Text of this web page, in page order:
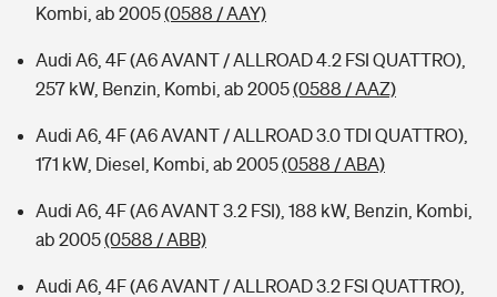
Kombi, ab 2005(0588 / AAY)
Audi A6, 4F (A6 AVANT / ALLROAD 4.2 FSI QUATTRO),
257 kW, Benzin, Kombi, ab 2005(0588 / AAZ)
Audi A6, 4F (A6 AVANT / ALLROAD 3.0 TDI QUATTRO),
171 kW, Diesel, Kombi, ab 2005(0588 / ABA)
Audi A6, 4F (A6 AVANT 3.2 FSI), 188 kW, Benzin, Kombi,
ab 2005(0588 / ABB)
Audi A6, 4F (A6 AVANT / ALLROAD 3.2 FSI QUATTRO),